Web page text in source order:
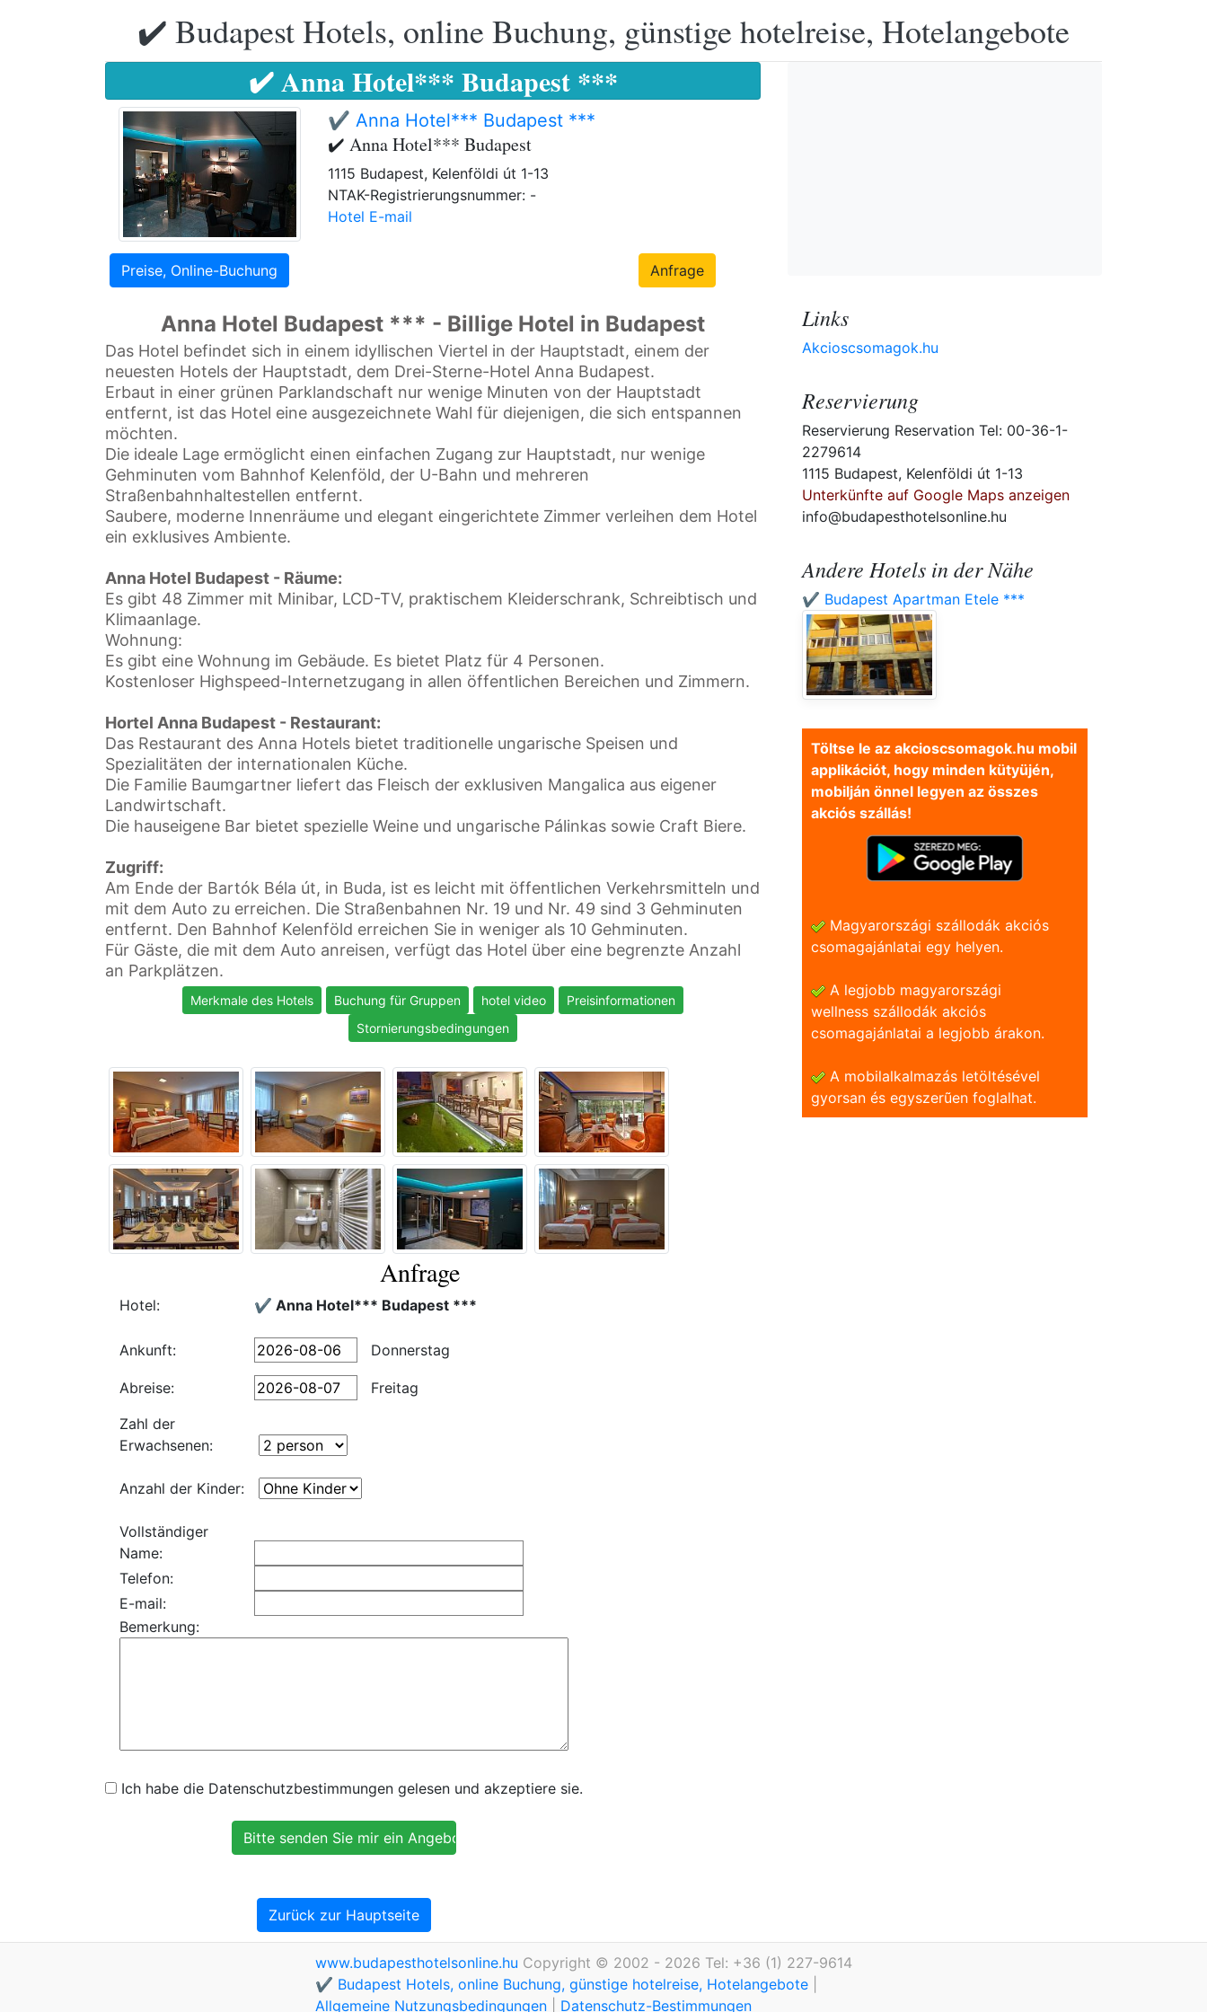
✔️ Budapest Hotels, online Buchung, günstige hotelreise, Hotelangebote
✔️ Anna Hotel*** Budapest ***
✔️ Anna Hotel*** Budapest ***
✔️ Anna Hotel*** Budapest
1115 Budapest, Kelenföldi út 1-13
NTAK-Registrierungsnummer: -
Hotel E-mail
Preise, Online-Buchung Anfrage
Anna Hotel Budapest *** - Billige Hotel in Budapest
Das Hotel befindet sich in einem idyllischen Viertel in der Hauptstadt, einem der
neuesten Hotels der Hauptstadt, dem Drei-Sterne-Hotel Anna Budapest.
Erbaut in einer grünen Parklandschaft nur wenige Minuten von der Hauptstadt
entfernt, ist das Hotel eine ausgezeichnete Wahl für diejenigen, die sich entspannen
möchten.
Die ideale Lage ermöglicht einen einfachen Zugang zur Hauptstadt, nur wenige
Gehminuten vom Bahnhof Kelenföld, der U-Bahn und mehreren
Straßenbahnhaltestellen entfernt.
Saubere, moderne Innenräume und elegant eingerichtete Zimmer verleihen dem Hotel
ein exklusives Ambiente.
Anna Hotel Budapest - Räume:
Es gibt 48 Zimmer mit Minibar, LCD-TV, praktischem Kleiderschrank, Schreibtisch und
Klimaanlage.
Wohnung:
Es gibt eine Wohnung im Gebäude. Es bietet Platz für 4 Personen.
Kostenloser Highspeed-Internetzugang in allen öffentlichen Bereichen und Zimmern.
Hortel Anna Budapest - Restaurant:
Das Restaurant des Anna Hotels bietet traditionelle ungarische Speisen und
Spezialitäten der internationalen Küche.
Die Familie Baumgartner liefert das Fleisch der exklusiven Mangalica aus eigener
Landwirtschaft.
Die hauseigene Bar bietet spezielle Weine und ungarische Pálinkas sowie Craft Biere.
Zugriff:
Am Ende der Bartók Béla út, in Buda, ist es leicht mit öffentlichen Verkehrsmitteln und
mit dem Auto zu erreichen. Die Straßenbahnen Nr. 19 und Nr. 49 sind 3 Gehminuten
entfernt. Den Bahnhof Kelenföld erreichen Sie in weniger als 10 Gehminuten.
Für Gäste, die mit dem Auto anreisen, verfügt das Hotel über eine begrenzte Anzahl
an Parkplätzen.
Merkmale des Hotels Buchung für Gruppen hotel video
Preisinformationen
Stornierungsbedingungen
Anfrage
Hotel: ✔️ Anna Hotel*** Budapest ***
Ankunft: Donnerstag
Abreise:
Freitag
Zahl der
Erwachsenen:
Anzahl der Kinder:
Vollständiger
Name:
Telefon:
E-mail:
Bemerkung:
Ich habe die Datenschutzbestimmungen gelesen und akzeptiere sie.
Zurück zur Hauptseite
Links
Akcioscsomagok.hu
Reservierung
Reservierung Reservation Tel: 00-36-1-
2279614
1115 Budapest, Kelenföldi út 1-13
Unterkünfte auf Google Maps anzeigen
info@budapesthotelsonline.hu
Andere Hotels in der Nähe
✔️ Budapest Apartman Etele ***
Töltse le az akcioscsomagok.hu mobil
applikációt, hogy minden kütyüjén,
mobilján önnel legyen az összes
akciós szállás!
Magyarországi szállodák akciós
csomagajánlatai egy helyen.
A legjobb magyarországi
wellness szállodák akciós
csomagajánlatai a legjobb árakon.
A mobilalkalmazás letöltésével
gyorsan és egyszerũen foglalhat.
www.budapesthotelsonline.hu Copyright © 2002 - 2026 Tel: +36 (1) 227-9614
✔️ Budapest Hotels, online Buchung, günstige hotelreise, Hotelangebote
Allgemeine Nutzungsbedingungen
Datenschutz-Bestimmungen